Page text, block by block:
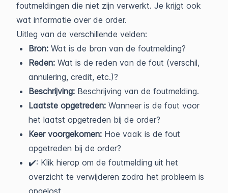
foutmeldingen die niet zijn verwerkt. Je krijgt ook
wat informatie over de order.
Uitleg van de verschillende velden:
Bron: Wat is de bron van de foutmelding?
Reden: Wat is de reden van de fout (verschil,
annulering, credit, etc.)?
Beschrijving: Beschrijving van de foutmelding.
Laatste opgetreden: Wanneer is de fout voor
het laatst opgetreden bij de order?
Keer voorgekomen: Hoe vaak is de fout
opgetreden bij de order?
✔️: Klik hierop om de foutmelding uit het
overzicht te verwijderen zodra het probleem is
opgelost.